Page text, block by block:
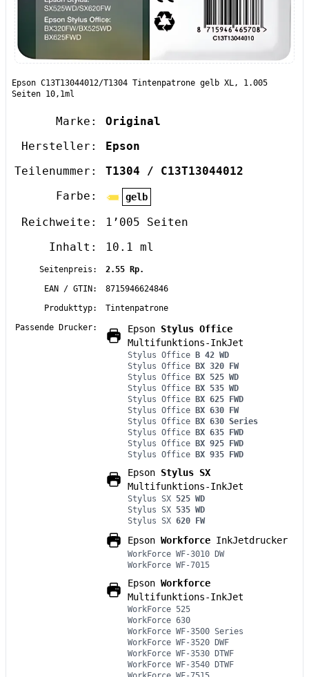
Epson C13T13044012/T1304 Tintenpatrone gelb XL, 1.005
Seiten 10,1ml
Marke:
Original
Hersteller:
Epson
Teilenummer:
T1304 / C13T13044012
Farbe:
gelb
Reichweite:
1’005 Seiten
Inhalt:
10.1 ml
Seitenpreis:
2.55 Rp.
EAN / GTIN:
8715946624846
Produkttyp:
Tintenpatrone
Passende Drucker:
Epson Stylus Office
Multifunktions-InkJet
Stylus Office B 42 WD
Stylus Office BX 320 FW
Stylus Office BX 525 WD
Stylus Office BX 535 WD
Stylus Office BX 625 FWD
Stylus Office BX 630 FW
Stylus Office BX 630 Series
Stylus Office BX 635 FWD
Stylus Office BX 925 FWD
Stylus Office BX 935 FWD
Epson Stylus SX
Multifunktions-InkJet
Stylus SX 525 WD
Stylus SX 535 WD
Stylus SX 620 FW
Epson Workforce InkJetdrucker
WorkForce WF-3010 DW
WorkForce WF-7015
Epson Workforce
Multifunktions-InkJet
WorkForce 525
WorkForce 630
WorkForce WF-3500 Series
WorkForce WF-3520 DWF
WorkForce WF-3530 DTWF
WorkForce WF-3540 DTWF